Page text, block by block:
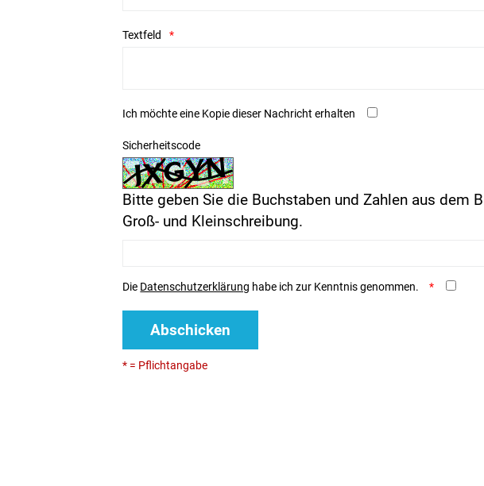
Textfeld
Ich möchte eine Kopie dieser Nachricht erhalten
Sicherheitscode
Bitte geben Sie die Buchstaben und Zahlen aus dem
Groß- und Kleinschreibung.
Die Datenschutzerklärung habe ich zur Kenntnis genommen.
Abschicken
* = Pflichtangabe